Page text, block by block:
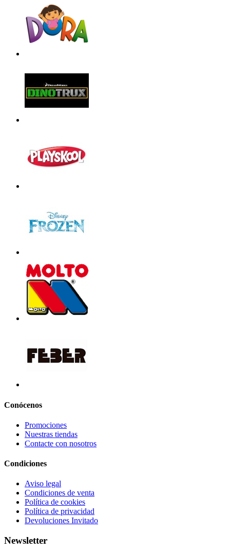
Conócenos
Promociones
Nuestras tiendas
Contacte con nosotros
Condiciones
Aviso legal
Condiciones de venta
Política de cookies
Política de privacidad
Devoluciones Invitado
Newsletter